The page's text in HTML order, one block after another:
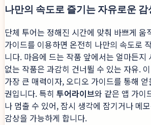
나만의 속도로 즐기는 자유로운 감
단체 투어는 정해진 시간에 맞춰 바쁘게 움
가이드를 이용하면 온전히 나만의 속도로
니다. 마음에 드는 작품 앞에서는 얼마든지
없는 작품은 과감히 건너뛸 수 있는 자유.
가장 큰 매력이자, 오디오 가이드를 통해
권입니다. 특히 투어라이브와 같은 앱 가이
나 멈출 수 있어, 잠시 생각에 잠기거나 메
감상을 가능하게 합니다.